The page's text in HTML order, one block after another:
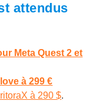
attendus
Meta Quest 2 et
à 299 €
à 290 $.